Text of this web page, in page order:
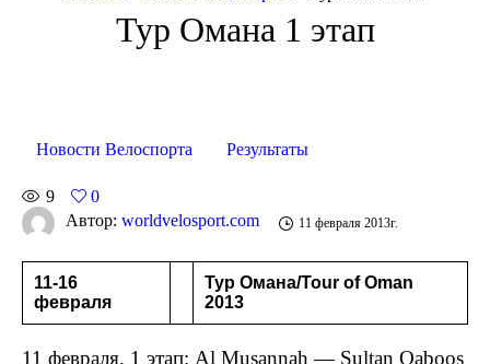
Тур Омана 1 этап
Новости Велоспорта Результаты
9
0
Автор: worldvelosport.com 11 февраля 2013г.
11-16
февраля
Тур Омана/Tour of Oman
2013
11 февраля, 1 этап: Al Musannah — Sultan Qaboos